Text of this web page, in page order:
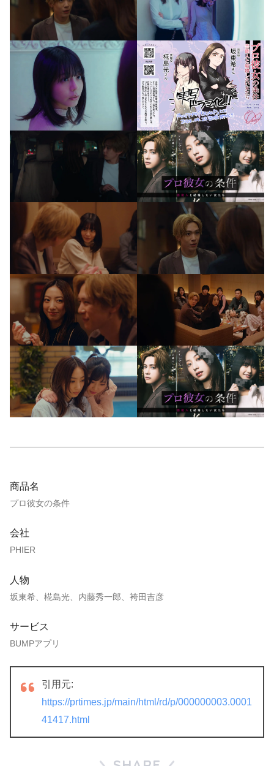
商品名
プロ彼女の条件
会社
PHIER
人物
坂東希、椛島光、内藤秀一郎、袴田吉彦
サービス
BUMPアプリ
引用元:
https://prtimes.jp/main/html/rd/p/000000003.0001
41417.html